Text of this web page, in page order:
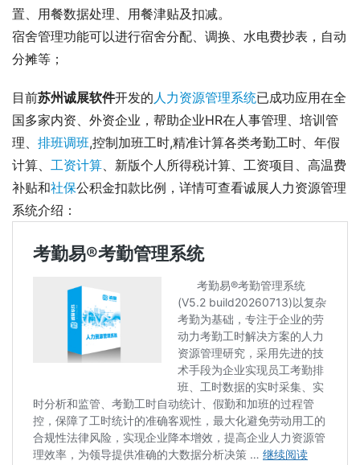
置、用餐数据处理、用餐津贴及扣减。
宿舍管理功能可以进行宿舍分配、调换、水电费抄表，自动
分摊等；
目前苏州诚展软件开发的 人力资源管理系统已成功应用在全
国多家内资、外资企业，帮助企业HR在人事管理、培训管
理、 排班调班,控制加班工时,精准计算各类考勤工时、年假
计算、 工资计算 、新版个人所得税计算、工资项目、高温费
补贴和社保公积金扣款比例，详情可查看诚展人力资源管理
系统介绍：